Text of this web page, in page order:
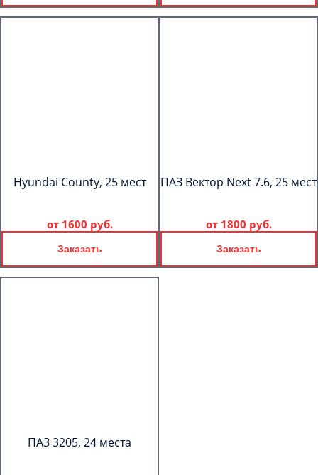
Hyundai County, 25 мест
от 1600 руб.
Заказать
ПАЗ Вектор Next 7.6, 25 мест
от 1800 руб.
Заказать
ПАЗ 3205, 24 места